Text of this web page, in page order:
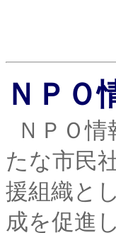
ＮＰＯ
ＮＰＯ
たな市民
援組織と
成を促進